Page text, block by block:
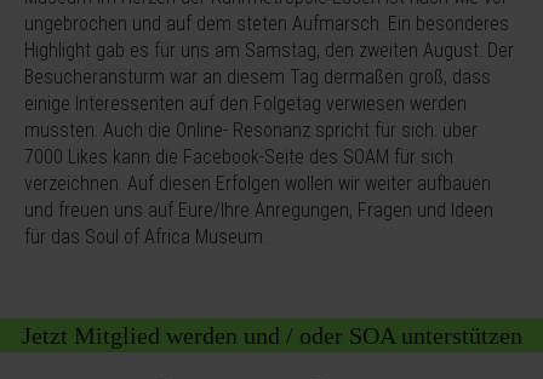
ungebrochen und auf dem steten Aufmarsch. Ein besonderes
Highlight gab es für uns am Samstag, den zweiten August. Der
Besucheransturm war an diesem Tag dermaßen groß, dass
einige Interessenten auf den Folgetag verwiesen werden
mussten. Auch die Online- Resonanz spricht für sich: über
7000 Likes kann die Facebook-Seite des SOAM für sich
verzeichnen. Auf diesen Erfolgen wollen wir weiter aufbauen
und freuen uns auf Eure/Ihre Anregungen, Fragen und Ideen
für das Soul of Africa Museum.
Jetzt Mitglied werden und / oder SOA unterstützen